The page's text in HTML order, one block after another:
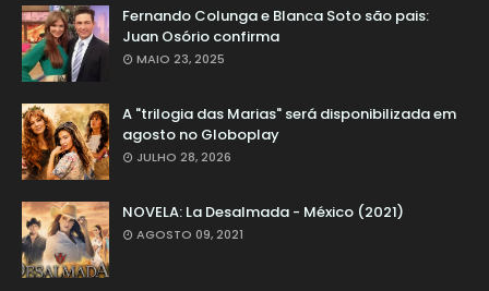
Fernando Colunga e Blanca Soto são pais:
Juan Osório confirma
MAIO 23, 2025
A "trilogia das Marias" será disponibilizada em
agosto no Globoplay
JULHO 28, 2026
NOVELA: La Desalmada - México (2021)
AGOSTO 09, 2021